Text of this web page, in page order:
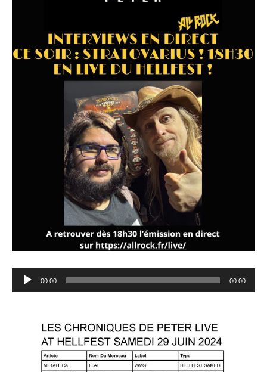
Lecteur
audio
00:00 00:00